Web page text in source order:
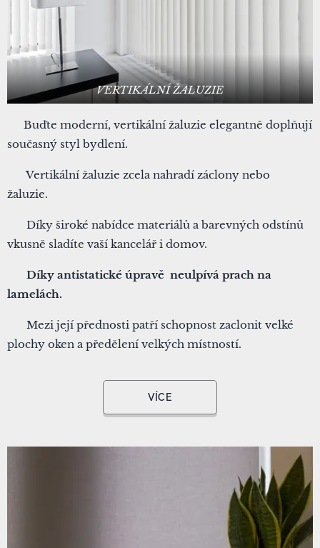
VERTIKÁLNÍ ŽALUZIE
▪ Buďte moderní, vertikální žaluzie elegantně doplňují
současný styl bydlení.
▪ Vertikální žaluzie zcela nahradí záclony nebo
žaluzie.
▪ Díky široké nabídce materiálů a barevných odstínů
vkusně sladíte vaší kancelář i domov.
Díky antistatické úpravě neulpívá prach na
lamelách.
▪ Mezi její přednosti patří schopnost zaclonit velké
plochy oken a předělení velkých místností.
VÍCE